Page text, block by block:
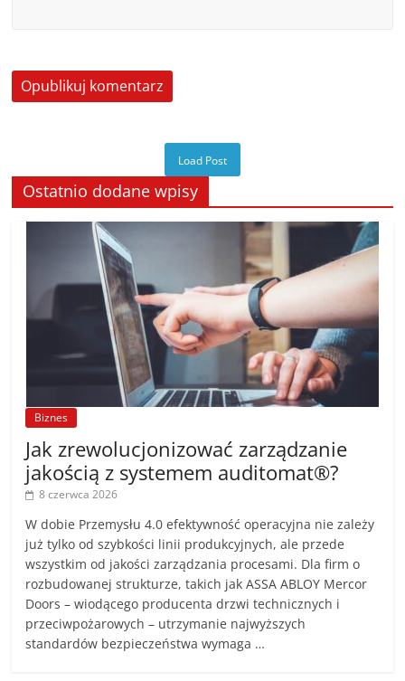
Load Post
Ostatnio dodane wpisy
Biznes
Jak zrewolucjonizować zarządzanie
jakością z systemem auditomat®?
8 czerwca 2026
W dobie Przemysłu 4.0 efektywność operacyjna nie zależy
już tylko od szybkości linii produkcyjnych, ale przede
wszystkim od jakości zarządzania procesami. Dla firm o
rozbudowanej strukturze, takich jak ASSA ABLOY Mercor
Doors – wiodącego producenta drzwi technicznych i
przeciwpożarowych – utrzymanie najwyższych
standardów bezpieczeństwa wymaga …